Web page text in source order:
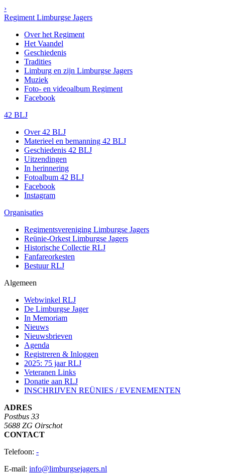
›
Regiment Limburgse Jagers
Over het Regiment
Het Vaandel
Geschiedenis
Tradities
Limburg en zijn Limburgse Jagers
Muziek
Foto- en videoalbum Regiment
Facebook
42 BLJ
Over 42 BLJ
Materieel en bemanning 42 BLJ
Geschiedenis 42 BLJ
Uitzendingen
In herinnering
Fotoalbum 42 BLJ
Facebook
Instagram
Organisaties
Regimentsvereniging Limburgse Jagers
Reünie-Orkest Limburgse Jagers
Historische Collectie RLJ
Fanfareorkesten
Bestuur RLJ
Algemeen
Webwinkel RLJ
De Limburgse Jager
In Memoriam
Nieuws
Nieuwsbrieven
Agenda
Registreren & Inloggen
2025: 75 jaar RLJ
Veteranen Links
Donatie aan RLJ
INSCHRIJVEN REÜNIES / EVENEMENTEN
ADRES
Postbus 33
5688 ZG Oirschot
CONTACT
Telefoon: -
E-mail: info@limburgsejagers.nl